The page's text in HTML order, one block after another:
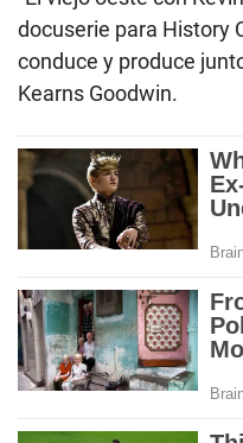
docuserie para History
conduce y produce
Kearns Goodwin.